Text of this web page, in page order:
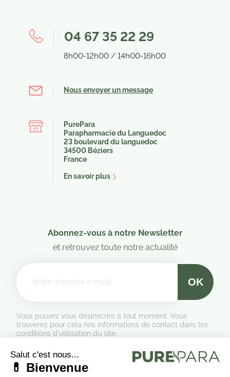
04 67 35 22 29
8h00-12h00 / 14h00-16h00
Nous envoyer un message
PurePara
Parapharmacie du Languedoc
23 boulevard du languedoc
34500 Béziers
France
En savoir plus
Abonnez-vous à notre Newsletter
et retrouvez toute notre actualité
Vous pouvez vous désinscrire à tout moment. Vous
trouverez pour cela nos informations de contact dans les
conditions d'utilisation du site.
Formulaire de rétractation